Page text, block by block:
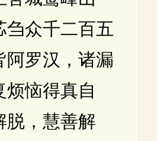
刍众千二百五
阿罗汉，诸漏
烦恼得真自
脱，慧善解